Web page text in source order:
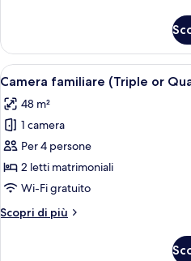
Deluxe,
vista
giardino
Apri
tutte
le
foto
per
Camera
familiare
or
4
Camera familiare (Triple or
48 m²
1 camera
Per 4 persone
2 letti matrimoniali
Wi-Fi gratuito
Scopri di più
Altri